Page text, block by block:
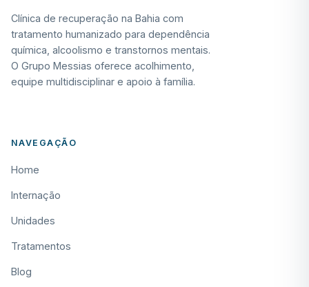
Clínica de recuperação na Bahia com
tratamento humanizado para dependência
química, alcoolismo e transtornos mentais.
O Grupo Messias oferece acolhimento,
equipe multidisciplinar e apoio à família.
NAVEGAÇÃO
Home
Internação
Unidades
Tratamentos
Blog